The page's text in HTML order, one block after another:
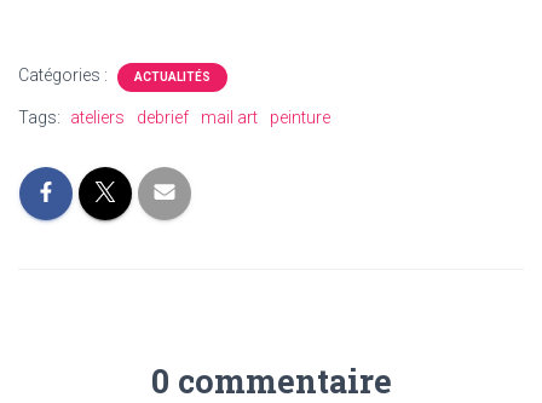
Catégories : ACTUALITÉS
Tags: ateliers debrief mail art peinture
0 commentaire